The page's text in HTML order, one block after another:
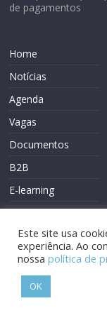
de pagamentos
Home
Notícias
Agenda
Vagas
Documentos
B2B
E-learning
Copyright © 2026
Este site usa
experiência. Ao
nossa política de
OK